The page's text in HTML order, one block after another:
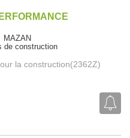
MAZAN
de construction
la construction(2362Z)